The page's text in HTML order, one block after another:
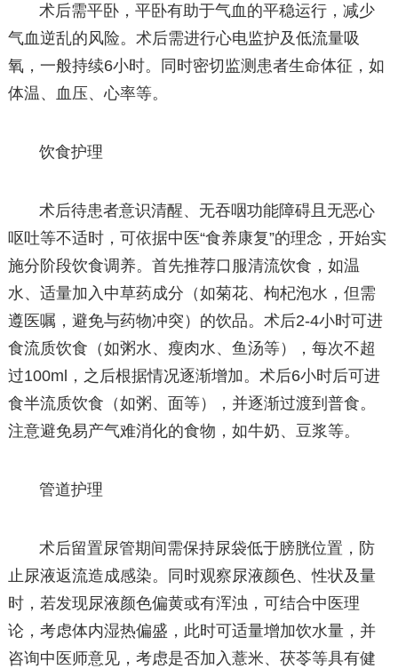
术后需平卧，平卧有助于气血的平稳运行，减少
气血逆乱的风险。术后需进行心电监护及低流量吸
氧，一般持续6小时。同时密切监测患者生命体征，如
体温、血压、心率等。
饮食护理
术后待患者意识清醒、无吞咽功能障碍且无恶心
呕吐等不适时，可依据中医“食养康复”的理念，开始实
施分阶段饮食调养。首先推荐口服清流饮食，如温
水、适量加入中草药成分（如菊花、枸杞泡水，但需
遵医嘱，避免与药物冲突）的饮品。术后2-4小时可进
食流质饮食（如粥水、瘦肉水、鱼汤等），每次不超
过100ml，之后根据情况逐渐增加。术后6小时后可进
食半流质饮食（如粥、面等），并逐渐过渡到普食。
注意避免易产气难消化的食物，如牛奶、豆浆等。
管道护理
术后留置尿管期间需保持尿袋低于膀胱位置，防
止尿液返流造成感染。同时观察尿液颜色、性状及量
时，若发现尿液颜色偏黄或有浑浊，可结合中医理
论，考虑体内湿热偏盛，此时可适量增加饮水量，并
咨询中医师意见，考虑是否加入薏米、茯苓等具有健